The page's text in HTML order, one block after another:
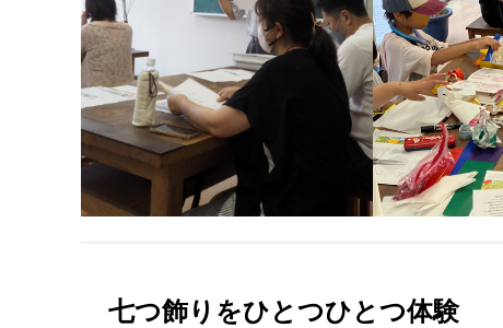
七つ飾りをひとつひとつ体験